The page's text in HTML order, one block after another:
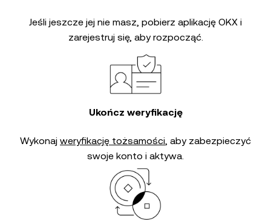
Jeśli jeszcze jej nie masz, pobierz aplikację OKX i
zarejestruj się, aby rozpocząć.
Ukończ weryfikację
Wykonaj weryfikację tożsamości, aby zabezpieczyć
swoje konto i aktywa.